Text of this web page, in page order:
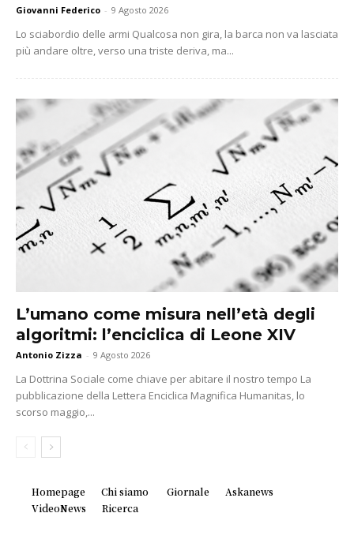
Giovanni Federico - 9 Agosto 2026
Lo sciabordio delle armi Qualcosa non gira, la barca non va lasciata
più andare oltre, verso una triste deriva, ma...
L’umano come misura nell’età degli
algoritmi: l’enciclica di Leone XIV
Antonio Zizza - 9 Agosto 2026
La Dottrina Sociale come chiave per abitare il nostro tempo La
pubblicazione della Lettera Enciclica Magnifica Humanitas, lo
scorso maggio,...
Homepage Chi siamo Giornale
Askanews
VideoNews
Ricerca